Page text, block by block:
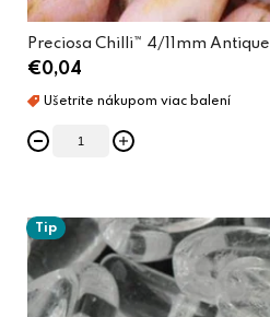
Preciosa Chilli™ 4/11mm
€0,04
Tip